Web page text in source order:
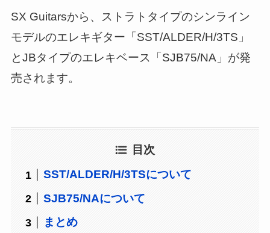
SX Guitarsから、ストラトタイプのシンライン
モデルのエレキギター「SST/ALDER/H/3TS」
とJBタイプのエレキベース「SJB75/NA」が発
売されます。
目次
SST/ALDER/H/3TSについて
SJB75/NAについて
まとめ